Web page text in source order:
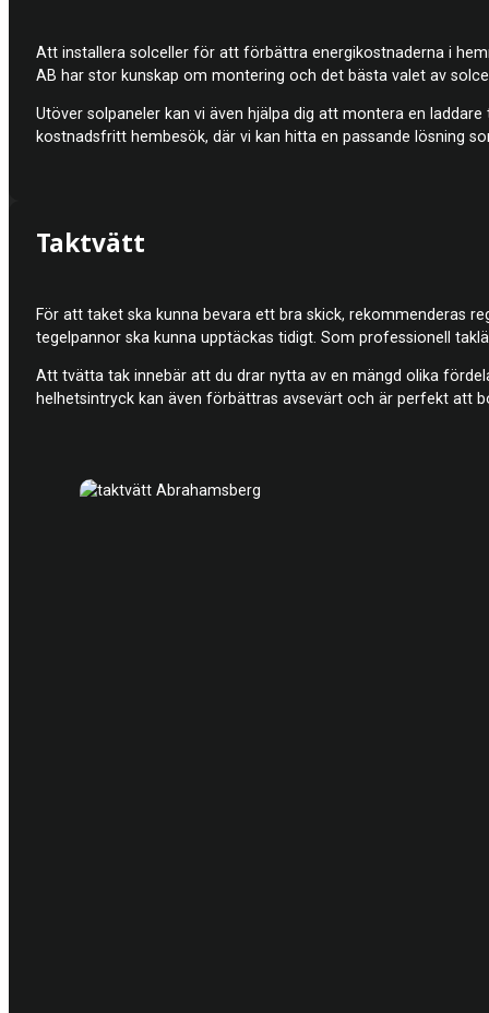
Att installera solceller för att förbättra energikostnaderna i
AB har stor kunskap om montering och det bästa valet av
Utöver solpaneler kan vi även hjälpa dig att montera en
kostnadsfritt hembesök, där vi kan hitta en passande lösning
Taktvätt
För att taket ska kunna bevara ett bra skick, rekommenderas
tegelpannor ska kunna upptäckas tidigt. Som professionell
Att tvätta tak innebär att du drar nytta av en mängd olika
helhetsintryck kan även förbättras avsevärt och är perfekt att